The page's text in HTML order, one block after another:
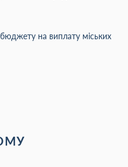
на виплату міських